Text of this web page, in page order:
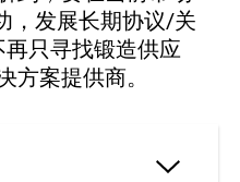
，发展长期协议/关
只寻找锻造供应
方案提供商。